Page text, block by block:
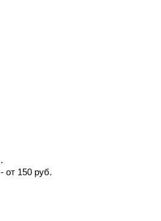
от 150 руб.